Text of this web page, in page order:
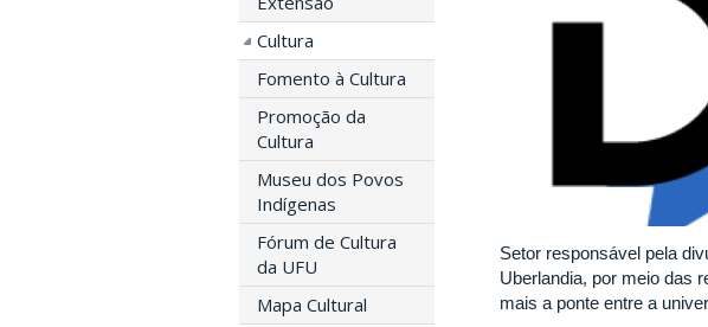
Cultura
Fomento à Cultura
Promoção da
Cultura
Museu dos Povos
Indígenas
Fórum de Cultura
da UFU
Mapa Cultural
Setor responsável pela
Uberlandia, por meio das
mais a ponte entre a